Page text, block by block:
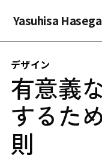
Yasuhisa
デザイン
有意義
するた
則